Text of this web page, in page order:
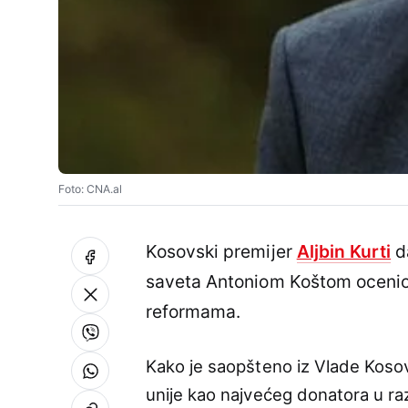
Foto: CNA.al
Kosovski premijer Aljbin Kurti
saveta Antoniom Koštom
reformama.
Kako je saopšteno iz Vlade
unije kao najvećeg donatora u